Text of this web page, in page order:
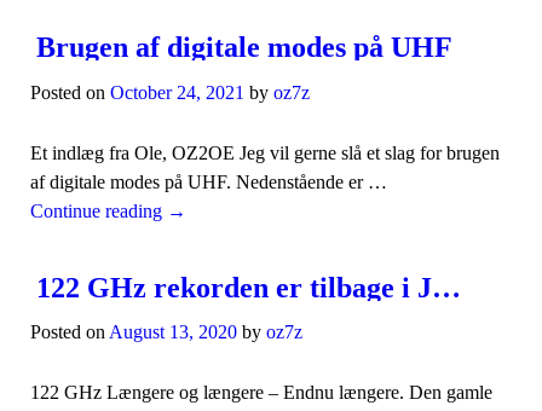
Brugen af digitale modes på UHF
Posted on October 24, 2021 by oz7z
Et indlæg fra Ole, OZ2OE Jeg vil gerne slå et slag for brugen
af digitale modes på UHF. Nedenstående er …
Continue reading →
122 GHz rekorden er tilbage i Jylland
Posted onAugust 13, 2020 by oz7z
122 GHz Længere og længere – Endnu længere. Den gamle